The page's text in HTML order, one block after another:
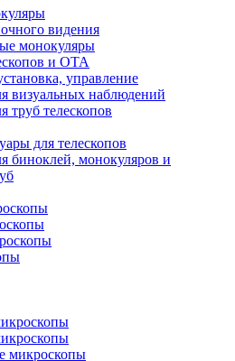
видения
монокуляры
и ОТА
управление
визуальных наблюдений
труб телескопов
для телескопов
биноклей, монокуляров и
микроскопы